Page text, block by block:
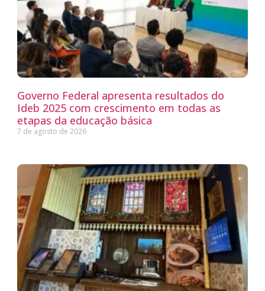
Governo Federal apresenta resultados do
Ideb 2025 com crescimento em todas as
etapas da educação básica
7 de agosto de 2026